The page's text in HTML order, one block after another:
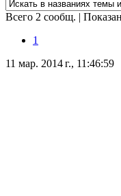
Всего 2 сообщ. |
1
11 мар. 2014 г., 11:46:59